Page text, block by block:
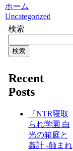
ホーム
Uncategorized
検索
検索
Recent
Posts
『NTR寝取
られ学園 白
光の箱庭と
姦計 -蝕まれ